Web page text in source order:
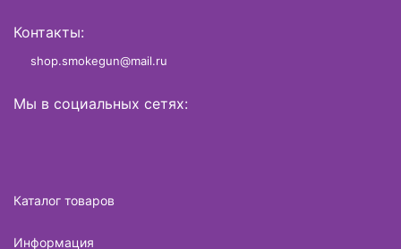
Контакты:
shop.smokegun@mail.ru
Мы в социальных сетях:
Каталог товаров
Информация